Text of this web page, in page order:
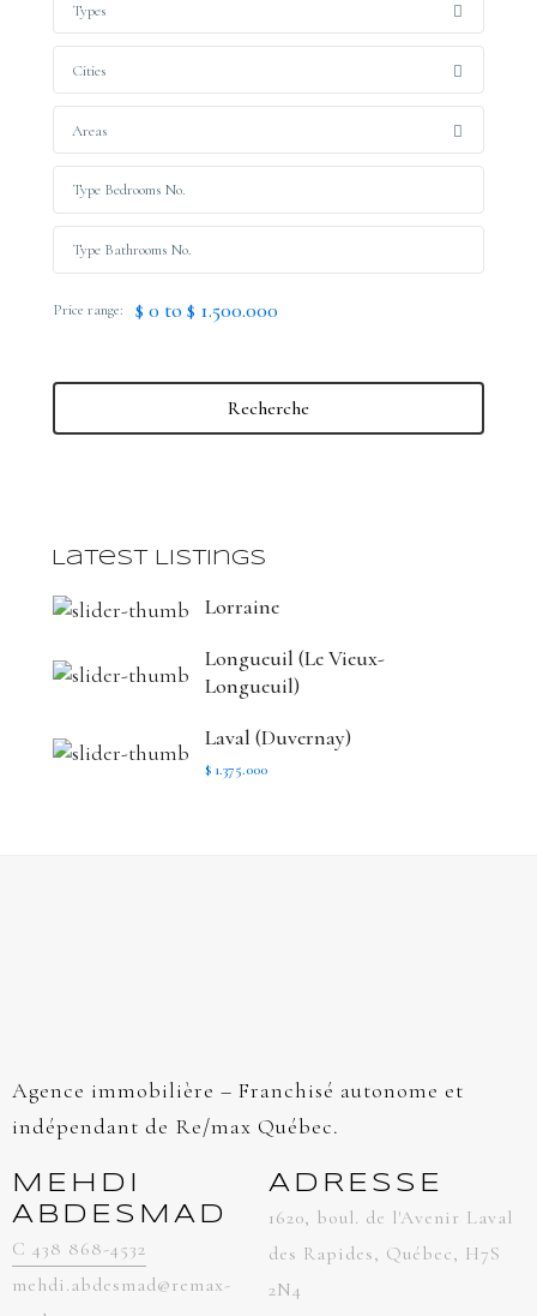
Types
Cities
Areas
Price range: $ 0 to $ 1.500.000
Recherche
Latest Listings
Lorraine
Longueuil (Le Vieux-
Longueuil)
Laval (Duvernay)
$ 1.375.000
Agence immobilière – Franchisé autonome et
indépendant de Re/max Québec.
MEHDI
ABDESMAD
C 438 868-4532
mehdi.abdesmad@remax-
ADRESSE
1620, boul. de l'Avenir Laval
des Rapides, Québec, H7S
2N4